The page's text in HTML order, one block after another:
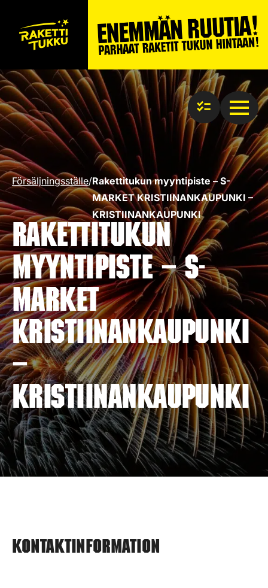
Försäljningsställe/Rakettitukun myyntipiste – S-
MARKET KRISTIINANKAUPUNKI –
KRISTIINANKAUPUNKI
Rakettitukun
myyntipiste – S-
MARKET
KRISTIINANKAUPUNKI
–
KRISTIINANKAUPUNKI
Kontaktinformation